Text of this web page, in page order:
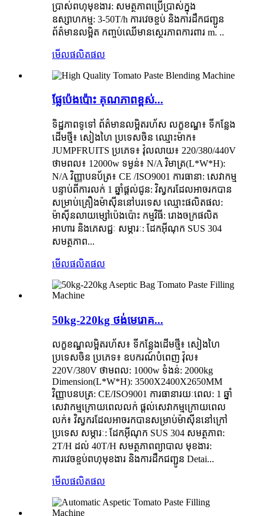
ប្រាស់ពហុមុខងារ: សមត្ថភាពប្រើប្រាស់ក្នុង
ឧស្សាហកម្ម: 3-50T/h ការវេចខ្ចប់ និងការដឹកជញ្ជូន
ព័ត៌មានលម្អិត កញ្ចប់ឈើមានស្ថេរភាពការពារ m. ..
មើលផលិតផល
ផ្លែប៉េងប៉ោះ គុណភាពខ្ពស់...
ទិដ្ឋភាពទូទៅ ព័ត៌មានលម្អិតរហ័ស លក្ខខណ្ឌ៖ ទីកន្លែង
ដើមថ្មី៖ សៀងហៃ ប្រទេសចិន ឈ្មោះម៉ាក៖
JUMPFRUITS ប្រភេទ៖ វ៉ុលលាយ៖ 220/380/440V
ថាមពល៖ 12000w ទម្ងន់៖ N/A វិមាត្រ(L*W*H):
N/A វិញ្ញាបនប័ត្រ៖ CE /ISO9001 ការធានា: សេវាកម្ម
បន្ទាប់ពីការលក់ 1 ឆ្នាំផ្តល់ជូន: វិស្វករដែលអាចរកបាន
សម្រាប់គ្រឿងម៉ាស៊ីននៅបរទេស ឈ្មោះផលិតផល:
ម៉ាស៊ីនលាយម្សៅប៉េងប៉ោះ កម្មវិធី: រោងចក្រផលិត
អាហារ និងភេសជ្ជៈ សម្ភារៈ: ដែកអ៊ីណុក SUS 304
សមត្ថភាព...
មើលផលិតផល
50kg-220kg ថង់​មេរោគ...
លក្ខខណ្ឌលម្អិតរហ័ស៖ ទីកន្លែងដើមថ្មី៖ សៀងហៃ
ប្រទេសចិន ប្រភេទ៖ ឧបករណ៍បំពេញ វ៉ុល៖
220V/380V ថាមពល: 1000w ទំងន់: 2000kg
Dimension(L*W*H): 3500X2400X2650MM
វិញ្ញាបនបត្រ: CE/ISO9001 ការធានារយៈពេល: 1 ឆ្នាំ
សេវាកម្មក្រោយពេលលក់ ផ្តល់សេវាកម្មក្រោយពេល
លក់៖ វិស្វករដែលអាចរកបានសម្រាប់ម៉ាស៊ីននៅក្រៅ
ប្រទេស សម្ភារៈ: ដែកអ៊ីណុក SUS 304 សមត្ថភាព:
2T/H ដល់ 40T/H សមត្ថភាពព្យាបាល មុខងារ:
ការវេចខ្ចប់ពហុមុខងារ និងការដឹកជញ្ជូន Detai...
មើលផលិតផល